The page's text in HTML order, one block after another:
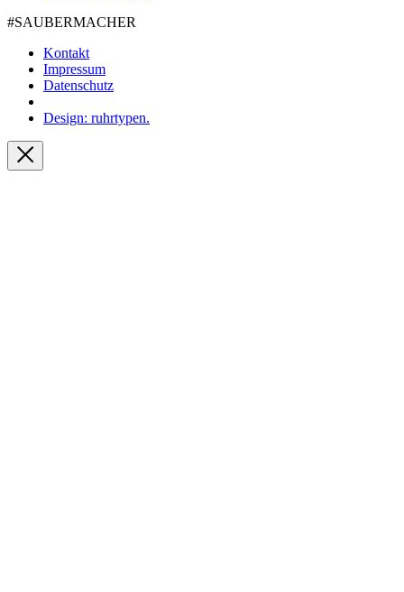
#SAUBER­MACHER
Kontakt
Impressum
Datenschutz
Design: ruhrtypen.